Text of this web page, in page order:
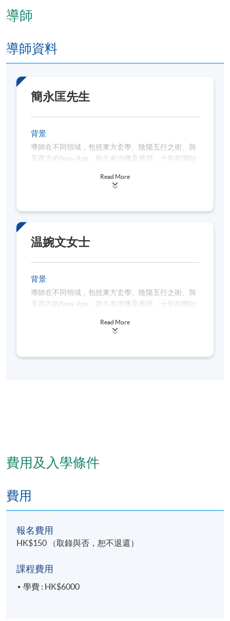
導師
導師資料
簡永匡先生
背景
導師在不同領域，包括東方玄學、陰陽五行之術、與
及西方的New Age，皆久有涉獵及應用。十年前開始
Read More
温婉文女士
背景
導師在不同領域，包括東方玄學、陰陽五行之術、與
及西方的New Age，皆久有涉獵及應用。十年前開始
Read More
費用及入學條件
費用
報名費用
HK$150 （取錄與否，恕不退還）
課程費用
學費 : HK$6000